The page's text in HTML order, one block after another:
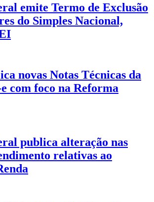
emite Termo de Exclusão
do Simples Nacional,
novas Notas Técnicas da
com foco na Reforma
publica alteração nas
relativas ao